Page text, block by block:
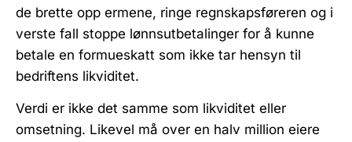
de brette opp ermene, ringe regnskapsføreren og i
verste fall stoppe lønnsutbetalinger for å kunne
betale en formueskatt som ikke tar hensyn til
bedriftens likviditet.
Verdi er ikke det samme som likviditet eller
omsetning. Likevel må over en halv million eiere